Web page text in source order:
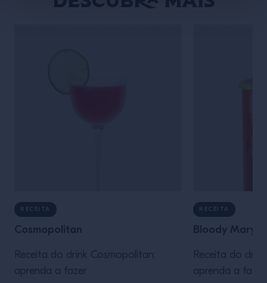
RECEITA
Cosmopolitan
Receita do drink Cosmopolitan:
aprenda a fazer
RECEITA
Bloody Mary
Receita do
aprenda a fazer